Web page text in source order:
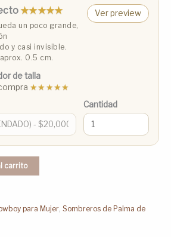
★★★★★
un poco grande,
y casi invisible.
0.5 cm.
Ver preview
de talla
★★★★★
Cantidad
carrito
para Mujer, Sombreros de Palma de